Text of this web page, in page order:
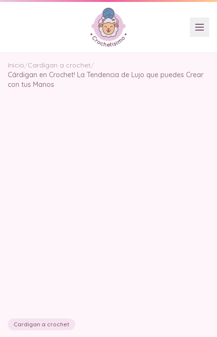
Inicio/Cardigan a crochet/
Cárdigan en Crochet! La Tendencia de Lujo que puedes Crear
con tus Manos
Cardigan a crochet